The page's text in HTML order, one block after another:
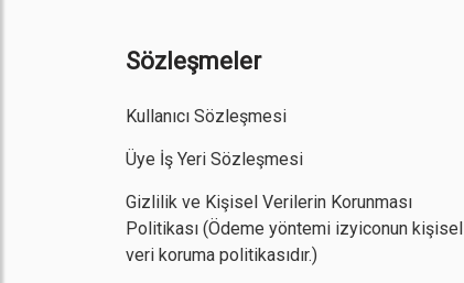
Sözleşmeler
Kullanıcı Sözleşmesi
Üye İş Yeri Sözleşmesi
Gizlilik ve Kişisel Verilerin Korunması
Politikası (Ödeme yöntemi izyiconun kişisel
veri koruma politikasıdır.)